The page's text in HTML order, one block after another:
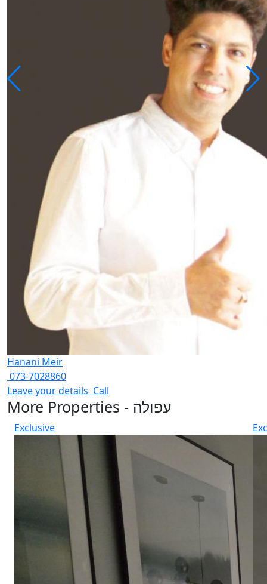
Hanani Meir
073-7028860
Leave your details Call
More Properties - עפולה
Exclusive